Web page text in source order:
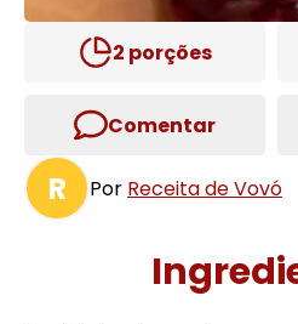
2 porções
Comentar
R Por Receita de Vovó